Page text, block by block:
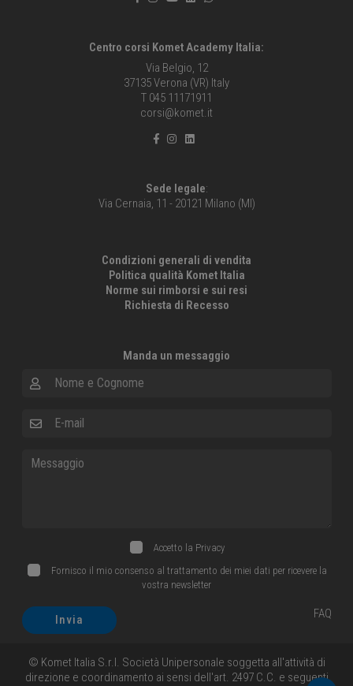
Centro corsi Komet Academy Italia:
Via Belgio, 12
37135 Verona (VR) Italy
T 045 11171911
corsi@komet.it
Sede legale:
Via Cernaia, 11 - 20121 Milano (MI)
Condizioni generali di vendita
Politica qualità Komet Italia
Norme sui rimborsi e sui resi
Richiesta di Recesso
Manda un messaggio
Accetto la Privacy
Fornisco il mio consenso al trattamento dei miei dati per ricevere la
vostra newsletter
Invia FAQ
© Komet Italia S.r.l. Società Unipersonale soggetta all'attività di
direzione e coordinamento ai sensi dell'art. 2497 C.C. e seguenti